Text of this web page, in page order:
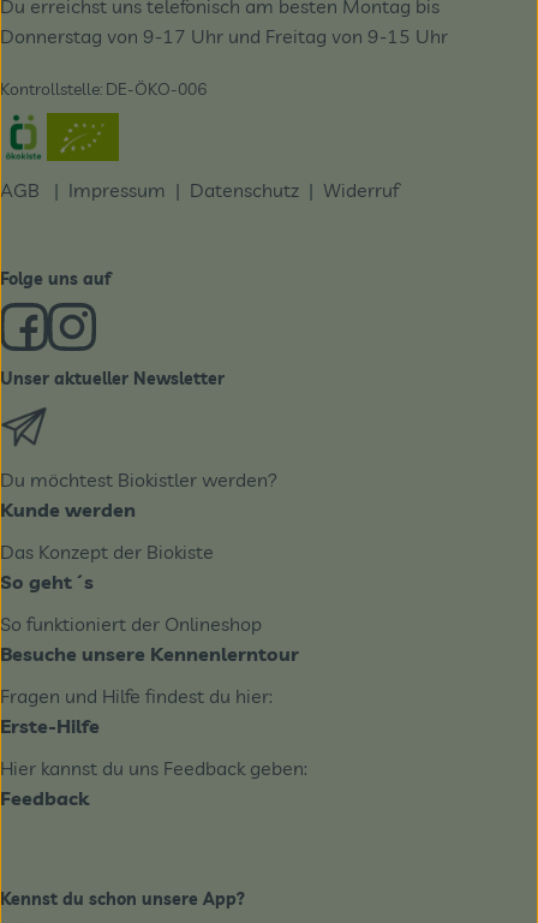
Du erreichst uns telefonisch am besten Montag bis
Donnerstag von 9-17 Uhr und Freitag von 9-15 Uhr
Kontrollstelle: DE-ÖKO-006
Externer Link zu https://www.oekokiste.de/
AGB | Impressum | Datenschutz | Widerruf
Folge uns auf
Externer Link zu https://www.facebook.com/derBiobote/
Externer Link zu https://www.instagram.com/
Unser aktueller Newsletter
Du möchtest Biokistler werden?
Kunde werden
Das Konzept der Biokiste
So geht´s
So funktioniert der Onlineshop
Besuche unsere Kennenlerntour
Fragen und Hilfe findest du hier:
Erste-Hilfe
Hier kannst du uns Feedback geben:
Feedback
Kennst du schon unsere App?